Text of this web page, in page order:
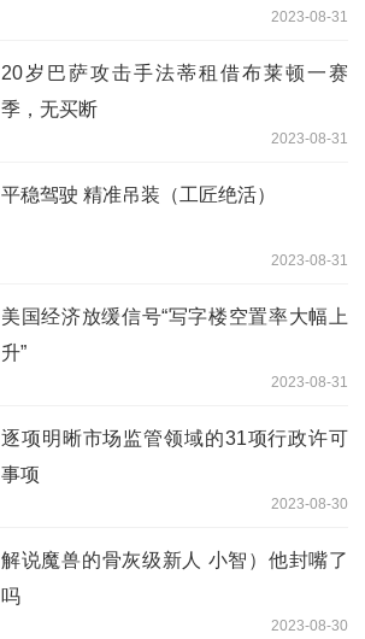
2023-08-31
20岁巴萨攻击手法蒂租借布莱顿一赛
季，无买断
2023-08-31
平稳驾驶 精准吊装（工匠绝活）
2023-08-31
美国经济放缓信号“写字楼空置率大幅上
升”
2023-08-31
逐项明晰市场监管领域的31项行政许可
事项
2023-08-30
解说魔兽的骨灰级新人 小智）他封嘴了
吗
2023-08-30